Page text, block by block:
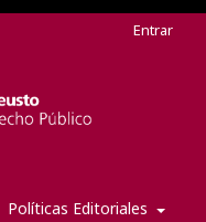
Políticas Editoriales
Entrar